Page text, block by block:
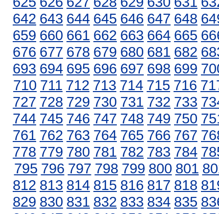
642 643 644 645 646 647 648
659 660 661 662 663 664 665
676 677 678 679 680 681 682
693 694 695 696 697 698 699
710 711 712 713 714 715 716
727 728 729 730 731 732 733
744 745 746 747 748 749 750
761 762 763 764 765 766 767
778 779 780 781 782 783 784
795 796 797 798 799 800 801
812 813 814 815 816 817 818
829 830 831 832 833 834 835